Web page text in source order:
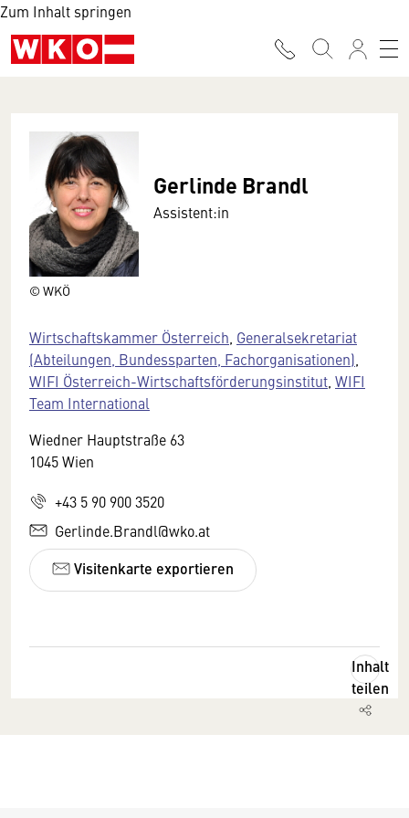
Zum Inhalt springen
© WKÖ
Gerlinde Brandl
Assistent:in
Wirtschaftskammer Österreich Generalsekretariat
(Abteilungen, Bundessparten, Fachorganisationen)
WIFI Österreich-Wirtschaftsförderungsinstitut WIFI
Team International
Wiedner Hauptstraße 63
1045 Wien
+43 5 90 900 3520
Gerlinde.Brandl@wko.at
Visitenkarte exportieren
Inhalt
teilen